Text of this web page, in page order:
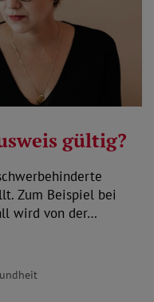
gültig?
Zum Beispiel bei
wird von der…